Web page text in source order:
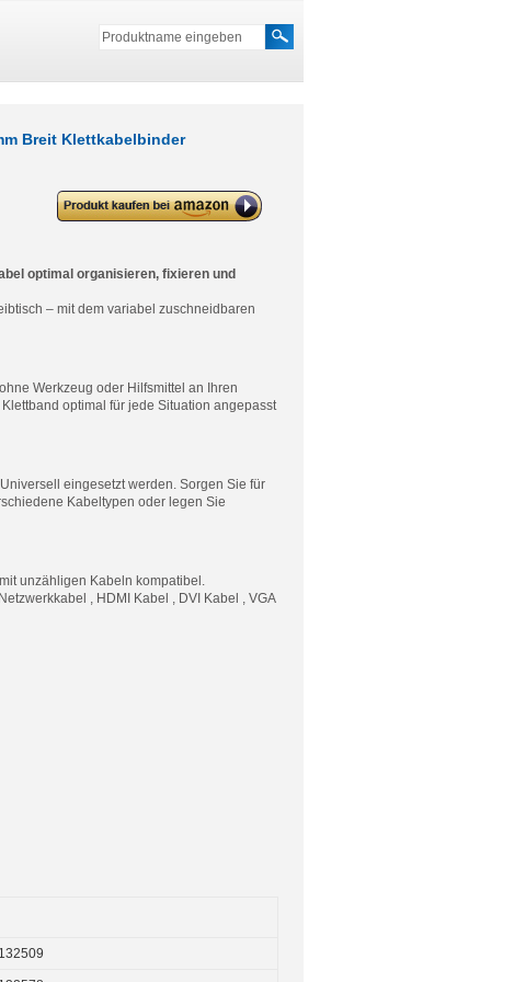
Breit Klettkabelbinder
deleyCON Klett Kabelbinder
Klettband Klettbandrolle 10mm
Grün
optimal organisieren, fixieren und
– mit dem variabel zuschneidbaren
Werkzeug oder Hilfsmittel an Ihren
optimal für jede Situation angepasst
eingesetzt werden. Sorgen Sie für
Kabeltypen oder legen Sie
unzähligen Kabeln kompatibel.
, HDMI Kabel , DVI Kabel , VGA